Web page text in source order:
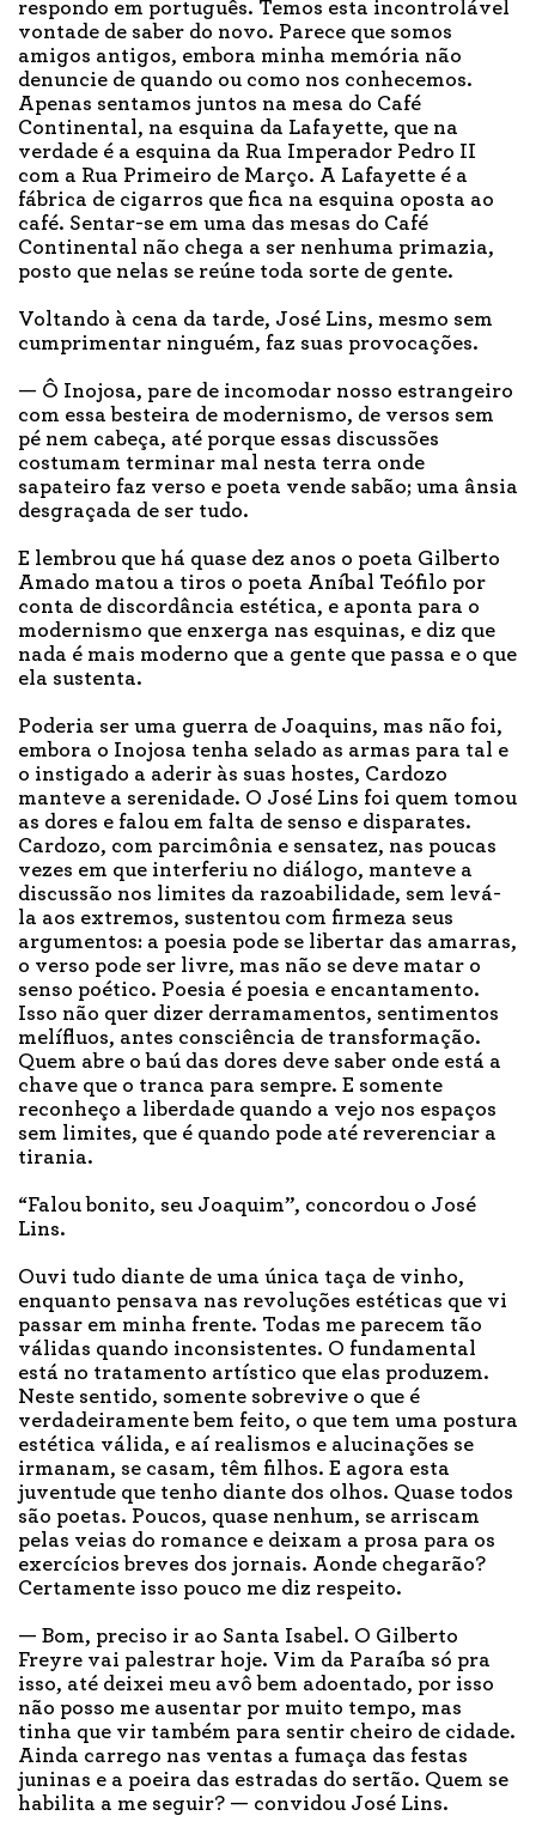
respondo em português. Temos esta incontrolável
vontade de saber do novo. Parece que somos
amigos antigos, embora minha memória não
denuncie de quando ou como nos conhecemos.
Apenas sentamos juntos na mesa do Café
Continental, na esquina da Lafayette, que na
verdade é a esquina da Rua Imperador Pedro II
com a Rua Primeiro de Março. A Lafayette é a
fábrica de cigarros que fica na esquina oposta ao
café. Sentar-se em uma das mesas do Café
Continental não chega a ser nenhuma primazia,
posto que nelas se reúne toda sorte de gente.
Voltando à cena da tarde, José Lins, mesmo sem
cumprimentar ninguém, faz suas provocações.
— Ô Inojosa, pare de incomodar nosso estrangeiro
com essa besteira de modernismo, de versos sem
pé nem cabeça, até porque essas discussões
costumam terminar mal nesta terra onde
sapateiro faz verso e poeta vende sabão; uma ânsia
desgraçada de ser tudo.
E lembrou que há quase dez anos o poeta Gilberto
Amado matou a tiros o poeta Aníbal Teófilo por
conta de discordância estética, e aponta para o
modernismo que enxerga nas esquinas, e diz que
nada é mais moderno que a gente que passa e o que
ela sustenta.
Poderia ser uma guerra de Joaquins, mas não foi,
embora o Inojosa tenha selado as armas para tal e
o instigado a aderir às suas hostes, Cardozo
manteve a serenidade. O José Lins foi quem tomou
as dores e falou em falta de senso e disparates.
Cardozo, com parcimônia e sensatez, nas poucas
vezes em que interferiu no diálogo, manteve a
discussão nos limites da razoabilidade, sem levá-
la aos extremos, sustentou com firmeza seus
argumentos: a poesia pode se libertar das amarras,
o verso pode ser livre, mas não se deve matar o
senso poético. Poesia é poesia e encantamento.
Isso não quer dizer derramamentos, sentimentos
melífluos, antes consciência de transformação.
Quem abre o baú das dores deve saber onde está a
chave que o tranca para sempre. E somente
reconheço a liberdade quando a vejo nos espaços
sem limites, que é quando pode até reverenciar a
tirania.
“Falou bonito, seu Joaquim”, concordou o José
Lins.
Ouvi tudo diante de uma única taça de vinho,
enquanto pensava nas revoluções estéticas que vi
passar em minha frente. Todas me parecem tão
válidas quando inconsistentes. O fundamental
está no tratamento artístico que elas produzem.
Neste sentido, somente sobrevive o que é
verdadeiramente bem feito, o que tem uma postura
estética válida, e aí realismos e alucinações se
irmanam, se casam, têm filhos. E agora esta
juventude que tenho diante dos olhos. Quase todos
são poetas. Poucos, quase nenhum, se arriscam
pelas veias do romance e deixam a prosa para os
exercícios breves dos jornais. Aonde chegarão?
Certamente isso pouco me diz respeito.
— Bom, preciso ir ao Santa Isabel. O Gilberto
Freyre vai palestrar hoje. Vim da Paraíba só pra
isso, até deixei meu avô bem adoentado, por isso
não posso me ausentar por muito tempo, mas
tinha que vir também para sentir cheiro de cidade.
Ainda carrego nas ventas a fumaça das festas
juninas e a poeira das estradas do sertão. Quem se
habilita a me seguir? — convidou José Lins.